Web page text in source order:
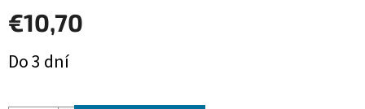
€10,70
cena:
Do 3 dní